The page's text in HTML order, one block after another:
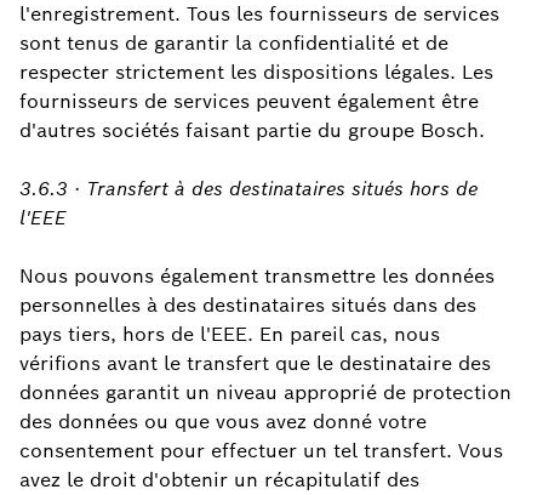
l'enregistrement. Tous les fournisseurs de services
sont tenus de garantir la confidentialité et de
respecter strictement les dispositions légales. Les
fournisseurs de services peuvent également être
d'autres sociétés faisant partie du groupe Bosch.
3.6.3 · Transfert à des destinataires situés hors de
l'EEE
Nous pouvons également transmettre les données
personnelles à des destinataires situés dans des
pays tiers, hors de l'EEE. En pareil cas, nous
vérifions avant le transfert que le destinataire des
données garantit un niveau approprié de protection
des données ou que vous avez donné votre
consentement pour effectuer un tel transfert. Vous
avez le droit d'obtenir un récapitulatif des